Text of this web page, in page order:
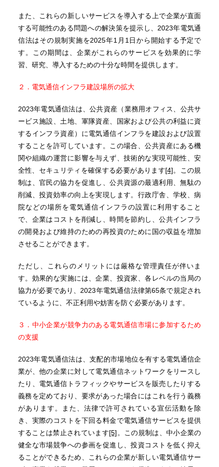
また、これらの新しいサービスを導入する上で企業が直面
する可能性のある問題への解決策を提示し、2023年電気通
信法はその規制実施を2025年1月1日から開始する予定で
す。この期間は、企業がこれらのサービスを効果的に学
習、研究、導入するための十分な時間を提供します。
２．電気通信インフラ建設場所の拡大
2023年電気通信法は、公共資産（業務用オフィス、公共サ
ービス施設、土地、軍隊資産、国家および公共の利益に資
するインフラ資産）に電気通信インフラを建設および設置
することを許可しています。この場合、公共資産にある機
関や組織の運営に影響を与えず、技術的な実現可能性、安
全性、セキュリティを確保する必要があります[4]。この規
制は、官民の協力を促進し、公共資源の最適利用、無駄の
削減、投資効率の向上を実現します。行政庁舎、学校、病
院などの場所を電気通信インフラの設置に利用すること
で、企業はコストを削減し、時間を節約し、公共インフラ
の開発および維持のための再投資のために国の収益を増加
させることができます。
ただし、これらのメリットには厳格な管理責任が伴いま
す。効果的な実施には、企業、投資家、各レベルの当局の
協力が必要であり、2023年電気通信法律第65条で規定され
ているように、不正利用や妨害を防ぐ必要があります。
３．中小企業が競争力のある電気通信市場に参加するため
の支援
2023年電気通信法は、支配的市場地位を有する電気通信企
業が、他の企業に対して電気通信ネットワークをリースし
たり、電気通信トラフィックやサービスを販売したりする
義務を定めており、要求があった場合にはこれを行う義務
があります。また、法律で許可されている宣伝活動を除
き、実際のコストを下回る料金で電気通信サービスを提供
することは禁止されています[5] 。この規制は、中小企業の
健全な市場競争への参画を促進し、投資コストを低く抑え
ることができるため、これらの企業が新しい電気通信サー